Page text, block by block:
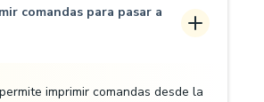
comandas para pasar a
imprimir comandas desde la